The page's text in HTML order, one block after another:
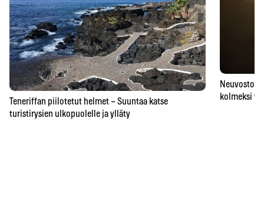
Teneriffan piilotetut helmet – Suuntaa katse
turistirysien ulkopuolelle ja ylläty
kolmeksi